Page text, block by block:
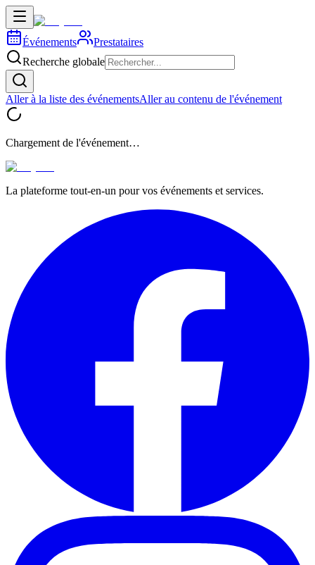
Événements
Prestataires
Recherche globale
Aller à la liste des événementsAller au contenu de l'événement
Chargement de l'événement…
La plateforme tout-en-un pour vos événements et services.